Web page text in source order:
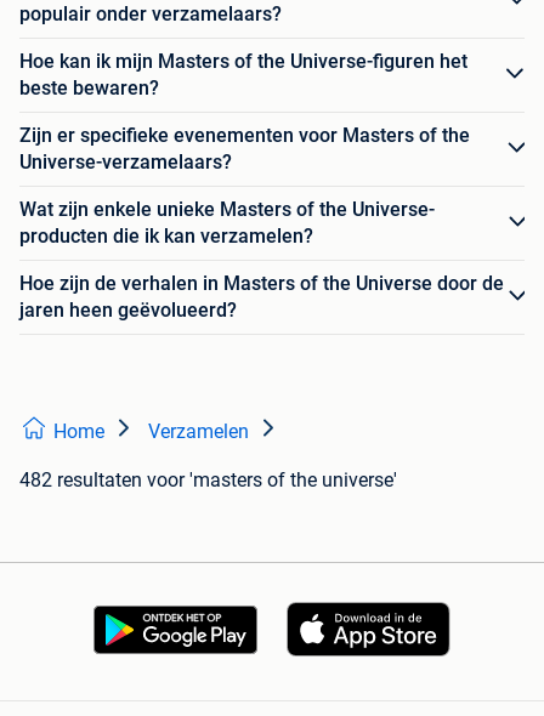
populair onder verzamelaars?
Hoe kan ik mijn Masters of the Universe-figuren het
beste bewaren?
Zijn er specifieke evenementen voor Masters of the
Universe-verzamelaars?
Wat zijn enkele unieke Masters of the Universe-
producten die ik kan verzamelen?
Hoe zijn de verhalen in Masters of the Universe door de
jaren heen geëvolueerd?
Home Verzamelen
482 resultaten voor 'masters of the universe'